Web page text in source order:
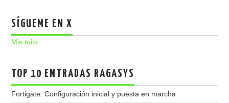
SÍGUEME EN X
Mis tuits
TOP 10 ENTRADAS RAGASYS
Fortigate: Configuración inicial y puesta en marcha